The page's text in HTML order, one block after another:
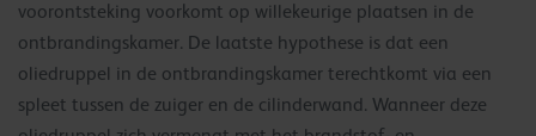
voorontsteking voorkomt op willekeurige plaatsen in de
ontbrandingskamer. De laatste hypothese is dat een
oliedruppel in de ontbrandingskamer terechtkomt via een
spleet tussen de zuiger en de cilinderwand. Wanneer deze